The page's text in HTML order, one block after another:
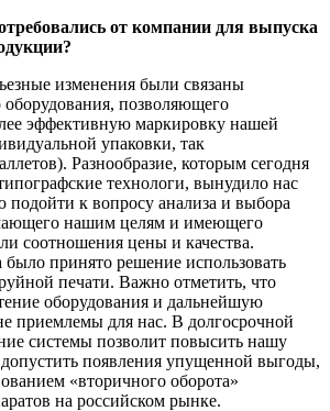
от компании для выпуска
изменения были связаны
оборудования, позволяющего
эффективную маркировку нашей
упаковки, так
Разнообразие, которым сегодня
технологи, вынудило нас
подойти к вопросу анализа и выбора
нашим целям и имеющего
соотношения цены и качества.
было принято решение использовать
печати. Важно отметить, что
оборудования и дальнейшую
приемлемы для нас. В долгосрочной
системы позволит повысить нашу
появления упущенной выгоды,
«вторичного оборота»
на российском рынке.